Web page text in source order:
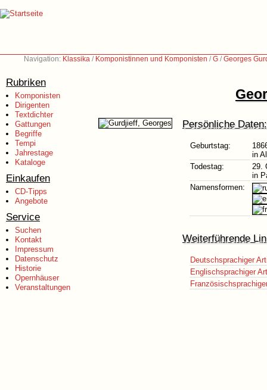
Navigation: Klassika / Komponistinnen und Komponisten /G /Georges
Rubriken
Komponisten
Dirigenten
Textdichter
Gattungen
Begriffe
Tempi
Jahrestage
Kataloge
Einkaufen
CD-Tipps
Angebote
Service
Suchen
Kontakt
Impressum
Datenschutz
Historie
Opernhäuser
Veranstaltungen
Persönliche Daten:
Geburtstag:
in
Todestag:
29.
in
Namensformen:
Weiterführende
Deutschsprachiger
Englischsprachiger